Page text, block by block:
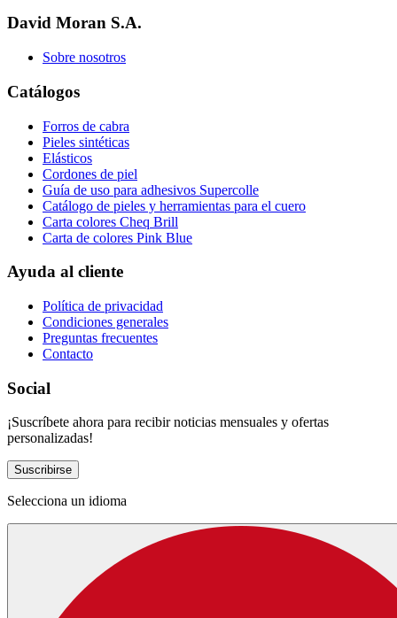
David Moran S.A.
Sobre nosotros
Catálogos
Forros de cabra
Pieles sintéticas
Elásticos
Cordones de piel
Guía de uso para adhesivos Supercolle
Catálogo de pieles y herramientas para el cuero
Carta colores Cheq Brill
Carta de colores Pink Blue
Ayuda al cliente
Política de privacidad
Condiciones generales
Preguntas frecuentes
Contacto
Social
¡Suscríbete ahora para recibir noticias mensuales y ofertas
personalizadas!
Suscribirse
Selecciona un idioma